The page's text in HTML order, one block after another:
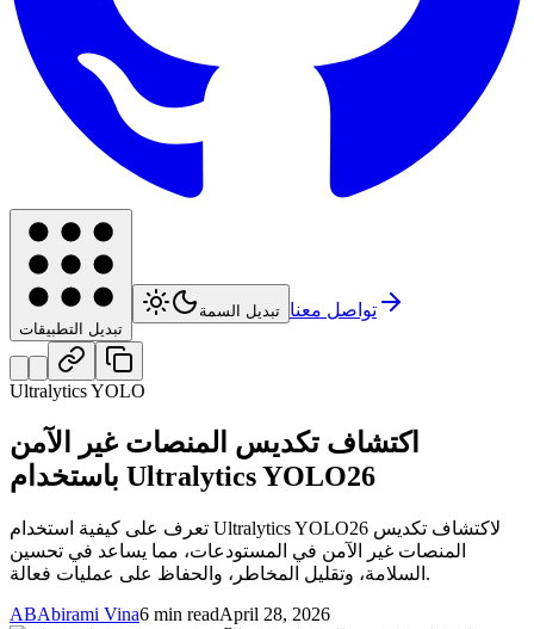
تبديل التطبيقات
تبديل السمة تواصل معنا
Ultralytics YOLO
اكتشاف تكديس المنصات غير الآمن
باستخدام Ultralytics YOLO26
تعرف على كيفية استخدام Ultralytics YOLO26 لاكتشاف تكديس
المنصات غير الآمن في المستودعات، مما يساعد في تحسين
السلامة، وتقليل المخاطر، والحفاظ على عمليات فعالة.
ABAbirami Vina6 min readApril 28, 2026